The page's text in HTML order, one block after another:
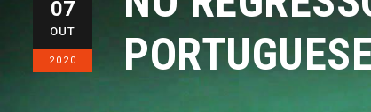
07
OUT
2020